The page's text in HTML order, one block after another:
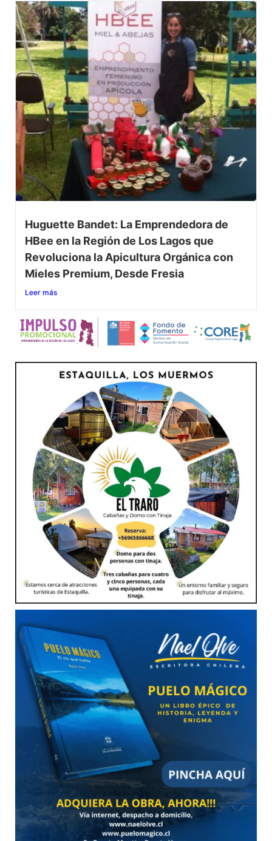
Huguette Bandet: La Emprendedora de
HBee en la Región de Los Lagos que
Revoluciona la Apicultura Orgánica con
Mieles Premium, Desde Fresia
Leer más